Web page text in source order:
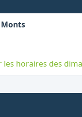
,
les horaires des